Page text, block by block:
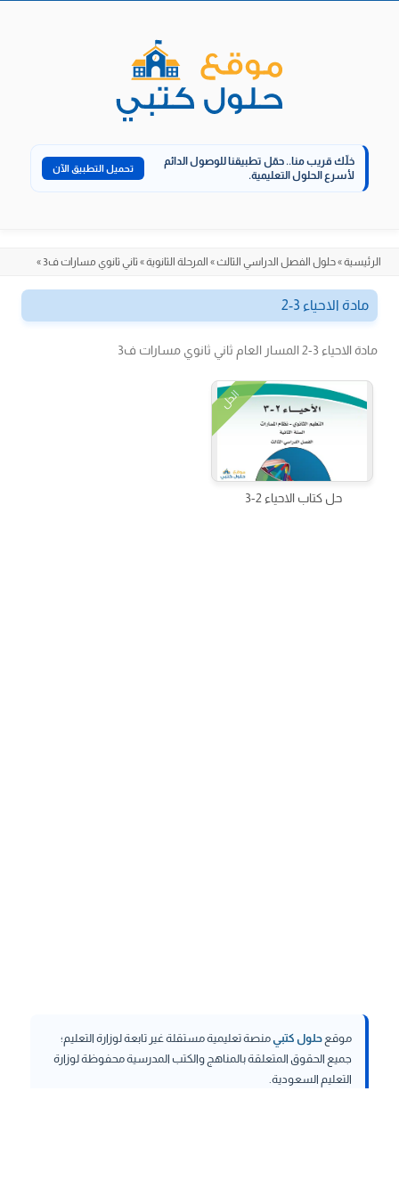
خلّك قريب منا.. حمّل تطبيقنا للوصول الدائم
لأسرع الحلول التعليمية.
تحميل التطبيق الآن
الرئيسية»حلول الفصل الدراسي الثالث» المرحلة الثانوية» ثاني ثانوي مسارات ف3 »
مادة الاحياء 3-2
مادة الاحياء 3-2 المسار العام ثاني ثانوي مسارات ف3
الحل
حل كتاب الاحياء 2-3
موقع حلول كتبيمنصة تعليمية مستقلة غير تابعة لوزارة التعليم؛
جميع الحقوق المتعلقة بالمناهج والكتب المدرسية محفوظة لوزارة
التعليم السعودية.